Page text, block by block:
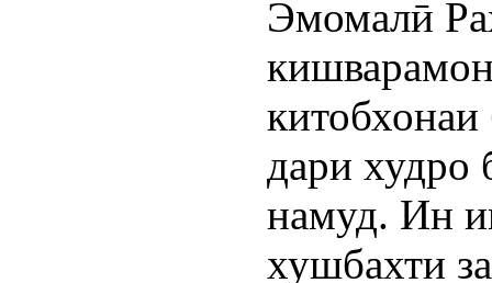
Эмомалӣ
дари худро
намуд. Ин
хушбахти